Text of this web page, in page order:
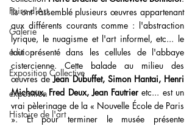
Foire d'Art
Galerie
édition
Exposition Collective
exposition
Histoire de l'art
Ils ont rassemblé plusieurs œuvres appartenant
aux différents courants comme : l'abstraction
lyrique, le nuagisme et l'art informel, etc... le
tout présenté dans les cellules de l'abbaye
cistercienne. Cette balade au milieu des
œuvres de Jean Dubuffet, Simon Hantai, Henri
Michaux, Fred Deux, Jean Fautrier etc... est un
vrai pèlerinage de la « Nouvelle École de Paris
». Et pour terminer le musée présente